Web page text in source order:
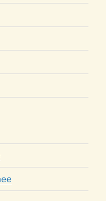
der Kirche um